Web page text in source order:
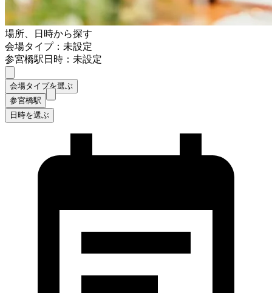
場所、日時から探す
会場タイプ：未設定
参宮橋駅日時：未設定
会場タイプを選ぶ
参宮橋駅
日時を選ぶ